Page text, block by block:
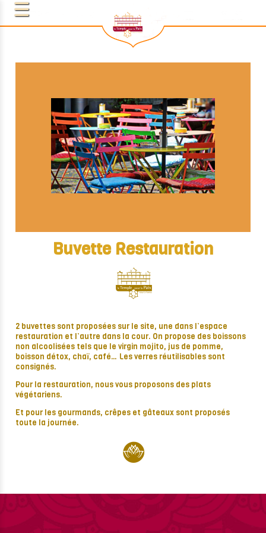
Buvette Restauration
2 buvettes sont proposées sur le site, une dans l’espace
restauration et l’autre dans la cour. On propose des boissons
non alcoolisées tels que le virgin mojito, jus de pomme,
boisson détox, chaï, café… Les verres réutilisables sont
consignés.
Pour la restauration, nous vous proposons des plats
végétariens.
Et pour les gourmands, crêpes et gâteaux sont proposés
toute la journée.